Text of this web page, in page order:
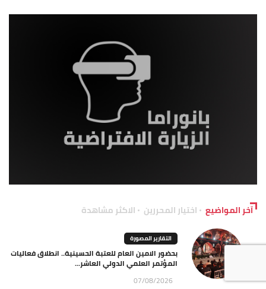
آخر المواضيع اختيار المحررين الاكثر مشاهدة
التقارير المصورة
بحضور الامين العام للعتبة الحسينية.. انطلاق فعاليات
المؤتمر العلمي الدولي العاشر...
07/08/2026